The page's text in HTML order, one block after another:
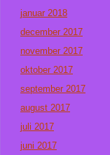
januar 2018
december 2017
november 2017
oktober 2017
september 2017
august 2017
juli 2017
juni 2017